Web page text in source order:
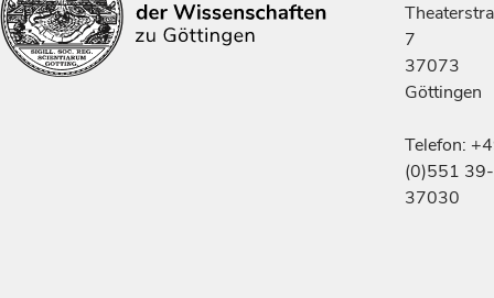
7
37073
Göttingen
Telefon:
(0)551 39-
37030